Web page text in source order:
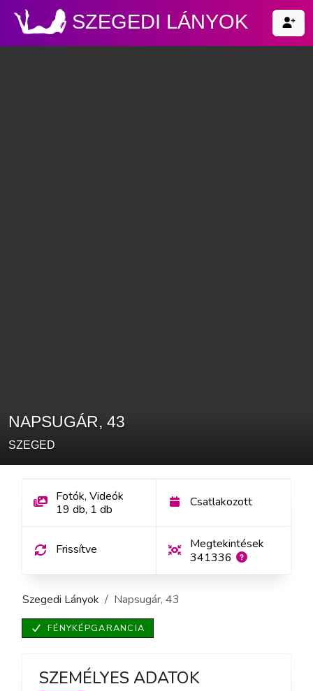
SZEGEDI LÁNYOK
NAPSUGÁR, 43
SZEGED
Fotók, Videók
19 db, 1 db Csatlakozott
Frissítve
Megtekintések
341336
Szegedi Lányok Napsugár, 43
FÉNYKÉPGARANCIA
SZEMÉLYES ADATOK